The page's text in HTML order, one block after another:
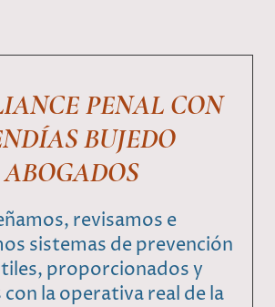
PENAL CON
BUJEDO
ABOGADOS
revisamos e
sistemas de prevención
proporcionados y
con la operativa real de la